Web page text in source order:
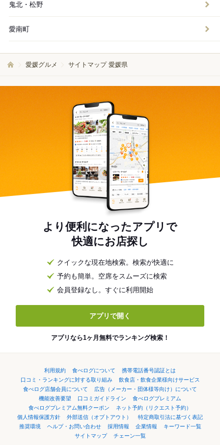
鬼北・松野
愛南町
愛媛グルメ サイトマップ 愛媛県
より便利になったアプリで
快適にお店探し
クイックな現在地検索。検索が快適に
予約も簡単。空席をスムーズに検索
会員登録なし。すぐに利用開始
アプリで開く
アプリなら1ヶ月無料でランキング検索！
利用規約 食べログについて
携帯電話番号認証とは
口コミ・ランキングに対する取り組み
飲食店・飲食企業様向けサービス
食べログ店舗会員について
広告（メーカー・団体様等向け）について
機能改善要望
口コミガイドライン
食べログプレミアム
食べログプレミアム無料クーポン
ネット予約（リクエスト予約）
個人情報保護方針
外部送信（オプトアウト）
特定商取引法に基づく表記
推奨環境
ヘルプ・お問い合わせ 採用情報 企業情報
キーワード一覧
サイトマップ
チェーン一覧